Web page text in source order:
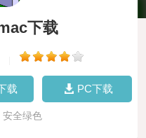
下载
载 PC下载
安全绿色